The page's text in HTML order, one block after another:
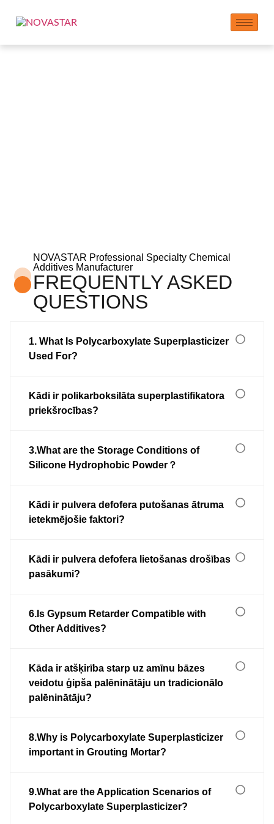
NOVASTAR Professional Specialty Chemical
Additives Manufacturer
FREQUENTLY ASKED
QUESTIONS
1. What Is Polycarboxylate Superplasticizer
Used For?
Kādi ir polikarboksilāta superplastifikatora
priekšrocības?
3.What are the Storage Conditions of
Silicone Hydrophobic Powder？
Kādi ir pulvera defofera putošanas ātruma
ietekmējošie faktori?
Kādi ir pulvera defofera lietošanas drošības
pasākumi?
6.Is Gypsum Retarder Compatible with
Other Additives?
Kāda ir atšķirība starp uz amīnu bāzes
veidotu ģipša palēninātāju un tradicionālo
palēninātāju?
8.Why is Polycarboxylate Superplasticizer
important in Grouting Mortar?
9.What are the Application Scenarios of
Polycarboxylate Superplasticizer?